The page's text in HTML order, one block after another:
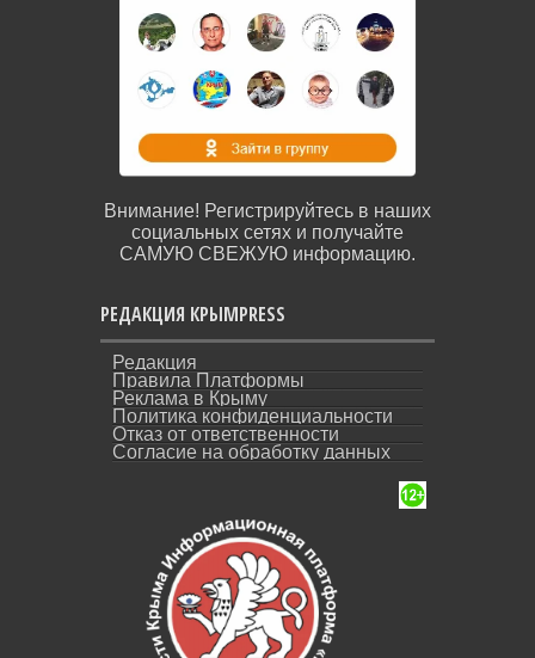
Внимание! Регистрируйтесь в наших
социальных сетях и получайте
САМУЮ СВЕЖУЮ информацию.
РЕДАКЦИЯ КРЫМPRESS
Редакция
Правила Платформы
Реклама в Крыму
Политика конфиденциальности
Отказ от ответственности
Согласие на обработку данных